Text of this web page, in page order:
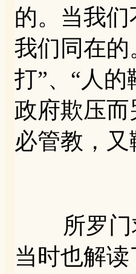
的。当我
我们同在
打”、“人
政府欺压
必管教，
所罗门求
当时也解